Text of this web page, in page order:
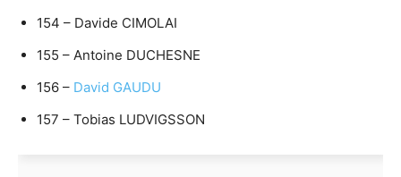
154 – Davide CIMOLAI
155 – Antoine DUCHESNE
156 – David GAUDU
157 – Tobias LUDVIGSSON